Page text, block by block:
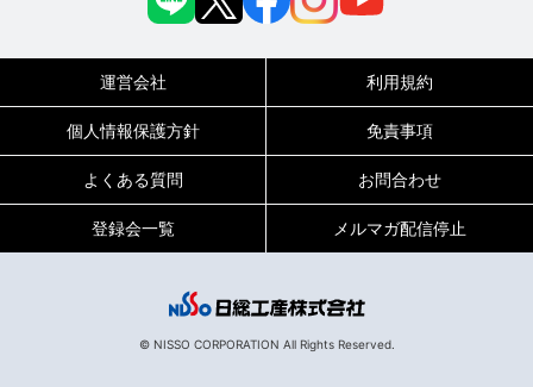
運営会社 利用規約
個人情報保護方針 免責事項
よくある質問 お問合わせ
登録会一覧 メルマガ配信停止
© NISSO CORPORATION All Rights Reserved.